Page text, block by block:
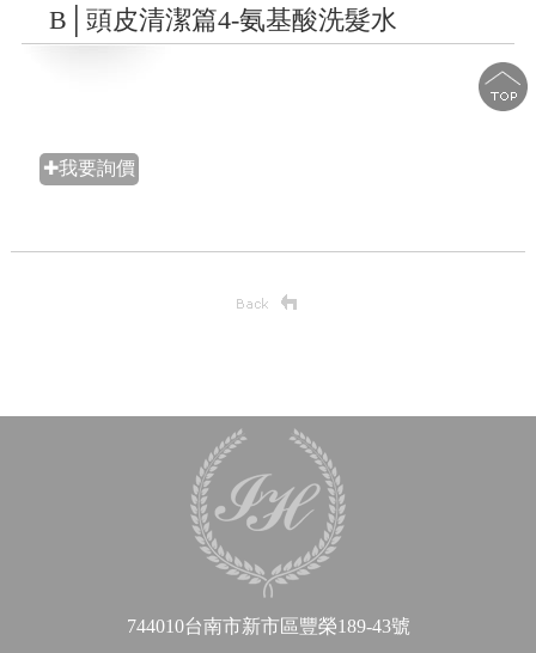
B│頭皮清潔篇4-氨基酸洗髮水
✚我要詢價
744010台南市新市區豐榮189-43號